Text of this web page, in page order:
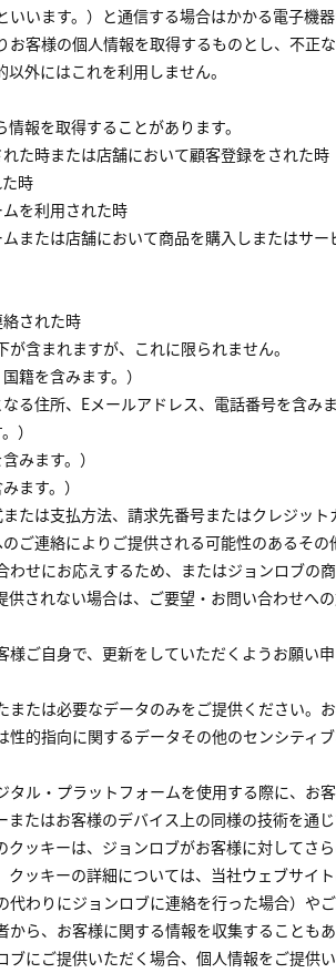
いいます。）と通信する場合はかかる電子機
客様の個人情報を取得するものとし、不
外にはこれを利用しません。
報を取得することがあります。
た時または店舗において顧客登録をされた時
時
を利用された時
または店舗において商品を購入しまたはサ
された時
含まれますが、これに限られません。
籍を含みます。）
る住所、Eメールアドレス、電話番号を含みま
）
みます。）
ます。）
たは支払方法、請求先番号またはクレジット
ご連絡によりご提供される可能性のあるそ
せにお応えするため、またはジョンロブ
されない場合は、ご要望・お問い合わせ
ご自身で、更新をしていただくようお願
たは必要なデータのみをご提供ください
的指向に関するデータその他のセンシティ
ル・プラットフォームを使用する際に、
たはお客様のデバイス上の同様の技術を
ッキーは、ジョンロブがお客様に対して
ッキーの詳細については、当社ウェブサイ
わりにジョンロブに連絡を行った場合）
ら、お客様に関する情報を収集することもあ
にご提供いただく場合、個人情報をご提